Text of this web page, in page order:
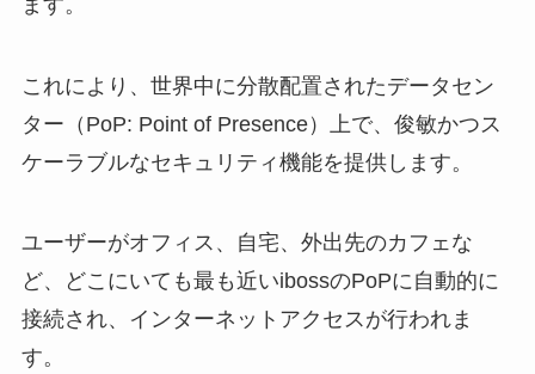
これにより、世界中に分散配置されたデータセン
ター（PoP: Point of Presence）上で、俊敏かつス
ケーラブルなセキュリティ機能を提供します。
ユーザーがオフィス、自宅、外出先のカフェな
ど、どこにいても最も近いibossのPoPに自動的に
接続され、インターネットアクセスが行われま
す。